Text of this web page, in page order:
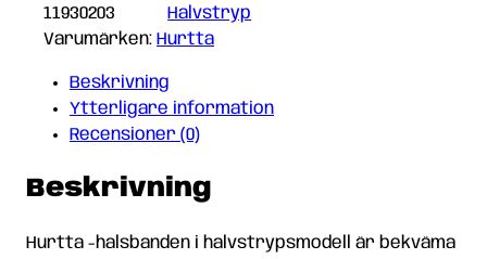
11930203
Halvstryp
Varumärken: Hurtta
Beskrivning
Ytterligare information
Recensioner (0)
Beskrivning
Hurtta -halsbanden i halvstrypsmodell är bekväma